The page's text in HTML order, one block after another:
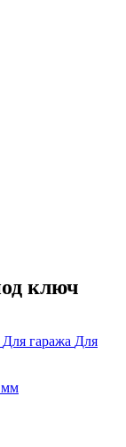
ключ
Для гаража Для
мм